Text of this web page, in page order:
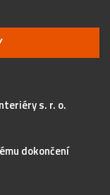
s. r. o.
dokončení